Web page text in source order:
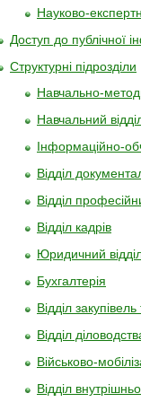
Науково-
Доступ до публічної
Структурні підрозділи
Навчально-
Навчальний
Інформаційно-
Відділ
Відділ
Відділ кадрів
Юридичний
Бухгалтерія
Відділ
Відділ
Військово-
Відділ